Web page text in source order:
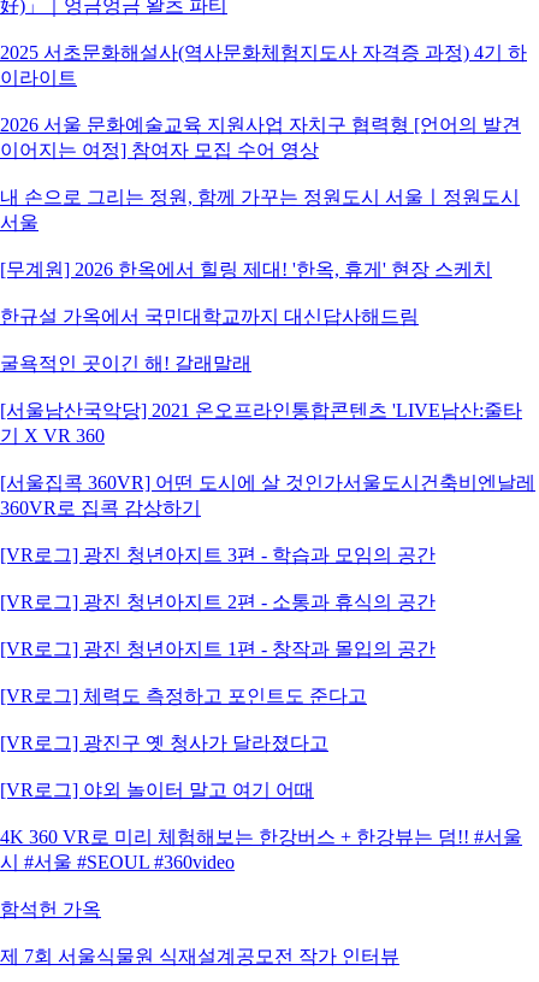
好)」｜엉금엉금 왈츠 파티
2025 서초문화해설사(역사문화체험지도사 자격증 과정) 4기 하
이라이트
2026 서울 문화예술교육 지원사업 자치구 협력형 [언어의 발견
이어지는 여정] 참여자 모집 수어 영상
내 손으로 그리는 정원, 함께 가꾸는 정원도시 서울ㅣ정원도시
서울
[무계원] 2026 한옥에서 힐링 제대! '한옥, 휴게' 현장 스케치
한규설 가옥에서 국민대학교까지 대신답사해드림
굴욕적인 곳이긴 해! 갈래말래
[서울남산국악당] 2021 온오프라인통합콘텐츠 'LIVE남산:줄타
기 X VR 360
[서울집콕 360VR] 어떤 도시에 살 것인가서울도시건축비엔날레
360VR로 집콕 감상하기
[VR로그] 광진 청년아지트 3편 - 학습과 모임의 공간
[VR로그] 광진 청년아지트 2편 - 소통과 휴식의 공간
[VR로그] 광진 청년아지트 1편 - 창작과 몰입의 공간
[VR로그] 체력도 측정하고 포인트도 준다고
[VR로그] 광진구 옛 청사가 달라졌다고
[VR로그] 야외 놀이터 말고 여기 어때
4K 360 VR로 미리 체험해보는 한강버스 + 한강뷰는 덤!! #서울
시 #서울 #SEOUL #360video
함석헌 가옥
제 7회 서울식물원 식재설계공모전 작가 인터뷰